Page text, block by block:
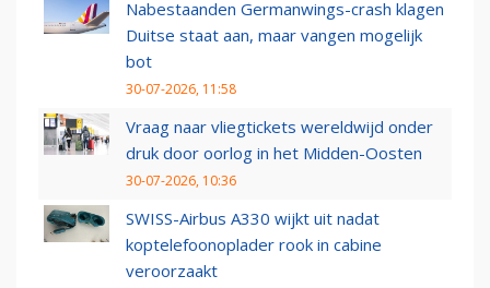
Nabestaanden Germanwings-crash klagen
Duitse staat aan, maar vangen mogelijk
bot
30-07-2026, 11:58
Vraag naar vliegtickets wereldwijd onder
druk door oorlog in het Midden-Oosten
30-07-2026, 10:36
SWISS-Airbus A330 wijkt uit nadat
koptelefoonoplader rook in cabine
veroorzaakt